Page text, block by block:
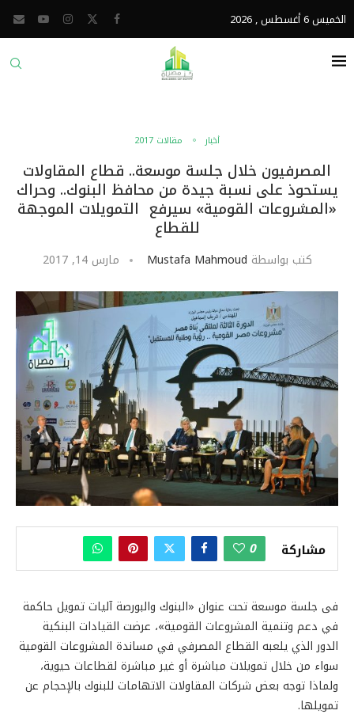
الخميس 6 أغسطس , 2026
أخبار مقالات 2017
المصرفيون خلال جلسة موسعة.. قطاع المقاولات
يستحوذ على نسبة جيدة من محافظ البنوك.. وحراك
«المشروعات القومية» سيرفع التمويلات الموجهة
للقطاع
كتب بواسطة Mustafa Mahmoud مارس 14, 2017
مشاركة 0
فى جلسة موسعة تحت عنوان «البنوك والبورصة آليات تمويل حاكمة
في دعم وتنمية المشروعات القومية»، عرضت القيادات البنكية
الدور الذي يلعبه القطاع المصرفي في مساندة المشروعات القومية
سواء من خلال تمويلات مباشرة أو غير مباشرة لقطاعات حيوية،
ولماذا توجه بعض شركات المقاولات الاتهامات للبنوك بالإحجام عن
تمويلها.